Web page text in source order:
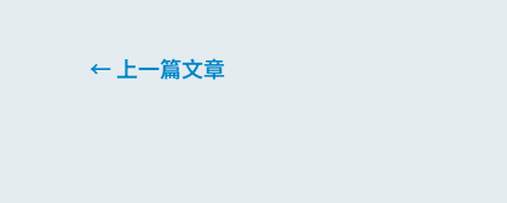
←上一篇文章